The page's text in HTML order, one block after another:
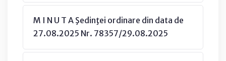
M I N U T A Şedinţei ordinare din data de
27.08.2025 Nr. 78357/29.08.2025